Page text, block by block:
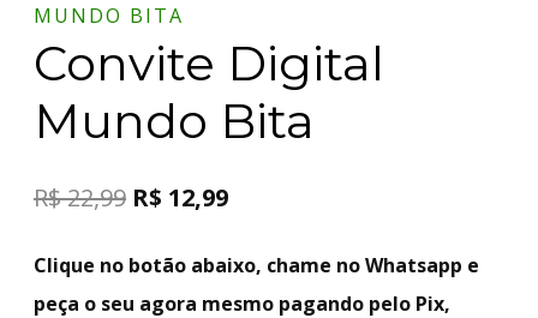
MUNDO BITA
Convite Digital
Mundo Bita
R$22,99 R$ 12,99
Clique no botão abaixo, chame no Whatsapp e
peça o seu agora mesmo pagando pelo Pix,